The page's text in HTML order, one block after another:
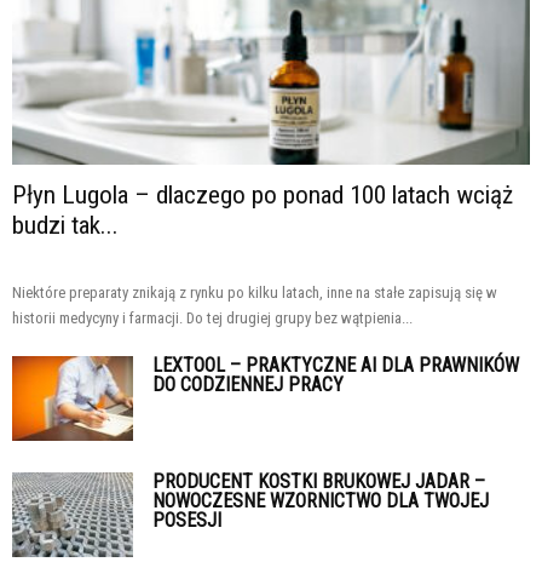
Płyn Lugola – dlaczego po ponad 100 latach wciąż
budzi tak...
Niektóre preparaty znikają z rynku po kilku latach, inne na stałe zapisują się w
historii medycyny i farmacji. Do tej drugiej grupy bez wątpienia...
LEXTOOL – PRAKTYCZNE AI DLA PRAWNIKÓW
DO CODZIENNEJ PRACY
PRODUCENT KOSTKI BRUKOWEJ JADAR –
NOWOCZESNE WZORNICTWO DLA TWOJEJ
POSESJI